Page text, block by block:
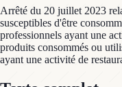
Arrêté du 20 juillet 2023
susceptibles d'être
professionnels ayant une
produits consommés ou
ayant une activité de